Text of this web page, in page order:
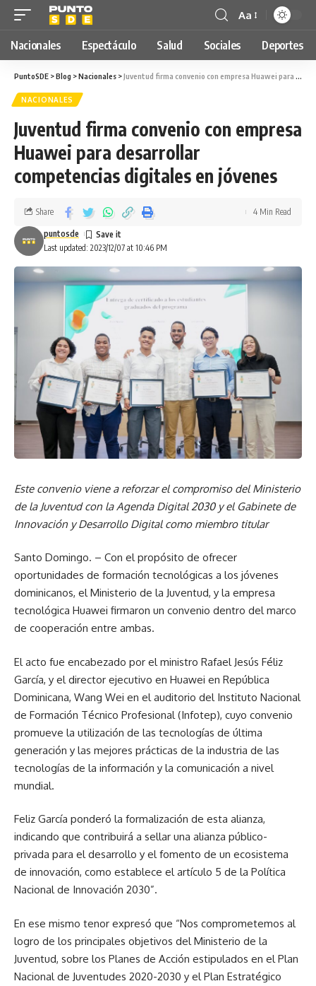
Aa
Nacionales Espectáculo Salud Sociales Deportes
PuntoSDE >Blog >Nacionales >Juventud firma convenio con empresa Huawei para desarrollar competencias digitales en jóvenes
NACIONALES
Juventud firma convenio con empresa
Huawei para desarrollar
competencias digitales en jóvenes
Last updated: 2023/12/07 at 10:46 PM
puntosde
Share 4 Min Read
Este convenio viene a reforzar el compromiso del Ministerio
de la Juventud con la Agenda Digital 2030 y el Gabinete de
Innovación y Desarrollo Digital como miembro titular
Santo Domingo. – Con el propósito de ofrecer
oportunidades de formación tecnológicas a los jóvenes
dominicanos, el Ministerio de la Juventud, y la empresa
tecnológica Huawei firmaron un convenio dentro del marco
de cooperación entre ambas.
El acto fue encabezado por el ministro Rafael Jesús Féliz
García, y el director ejecutivo en Huawei en República
Dominicana, Wang Wei en el auditorio del Instituto Nacional
de Formación Técnico Profesional (Infotep), cuyo convenio
promueve la utilización de las tecnologías de última
generación y las mejores prácticas de la industria de las
tecnologías de la información y la comunicación a nivel
mundial.
Feliz García ponderó la formalización de esta alianza,
indicando que contribuirá a sellar una alianza público-
privada para el desarrollo y el fomento de un ecosistema
de innovación, como establece el artículo 5 de la Política
Nacional de Innovación 2030”.
En ese mismo tenor expresó que “Nos comprometemos al
logro de los principales objetivos del Ministerio de la
Juventud, sobre los Planes de Acción estipulados en el Plan
Nacional de Juventudes 2020-2030 y el Plan Estratégico